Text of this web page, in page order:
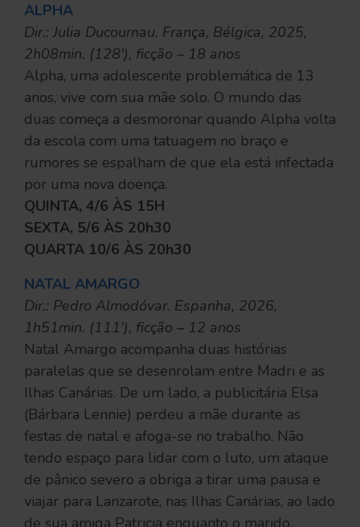
ALPHA
Dir.: Julia Ducournau. França, Bélgica, 2025,
2h08min. (128′), ficção – 18 anos
Alpha, uma adolescente problemática de 13
anos, vive com sua mãe solo. O mundo das
duas começa a desmoronar quando Alpha volta
da escola com uma tatuagem no braço e
rumores se espalham de que ela está infectada
por uma nova doença.
QUINTA, 4/6 ÀS 15H
SEXTA, 5/6 ÀS 20h30
QUARTA 10/6 ÀS 20h30
NATAL AMARGO
Dir.: Pedro Almodóvar. Espanha, 2026,
1h51min. (111′), ficção – 12 anos
Natal Amargo acompanha duas histórias
paralelas que se desenrolam entre Madri e as
Ilhas Canárias. De um lado, a publicitária Elsa
(Bárbara Lennie) perdeu a mãe durante as
festas de natal e afoga-se no trabalho. Não
tendo espaço para lidar com o luto, um ataque
de pânico severo a obriga a tirar uma pausa e
viajar para Lanzarote, nas Ilhas Canárias, ao lado
de sua amiga Patricia enquanto o marido,